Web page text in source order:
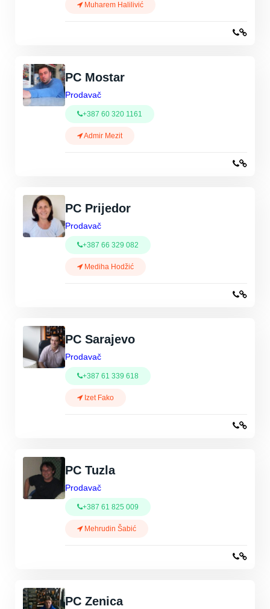
Muharem Halilivić
PC Mostar
Prodavač
+387 60 320 1161
Admir Mezit
PC Prijedor
Prodavač
+387 66 329 082
Mediha Hodžić
PC Sarajevo
Prodavač
+387 61 339 618
Izet Fako
PC Tuzla
Prodavač
+387 61 825 009
Mehrudin Šabić
PC Zenica